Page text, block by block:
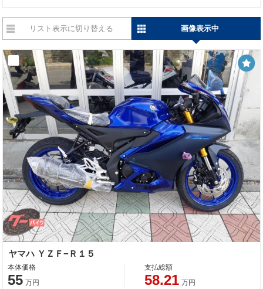
リスト表示に切り替える 画像表示中
ヤマハ ＹＺＦ−Ｒ１５
本体価格
55 万円
支払総額
58.21 万円